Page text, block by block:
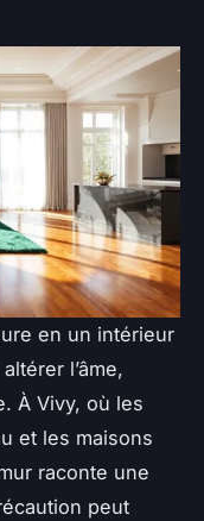
en un intérieur
l’âme,
À Vivy, où les
et les maisons
raconte une
peut